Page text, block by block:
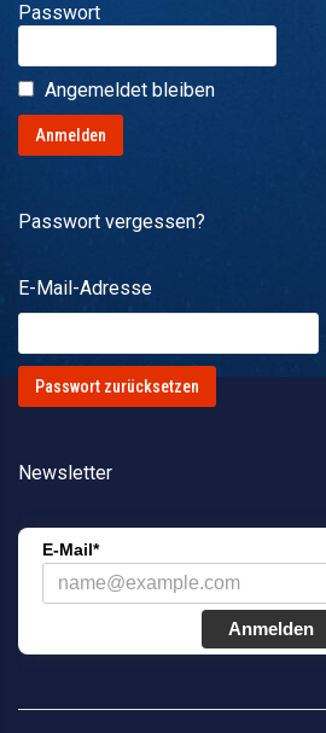
Passwort
Angemeldet bleiben
Passwort vergessen?
E-Mail-Adresse
Newsletter
E-Mail*
Anmelden